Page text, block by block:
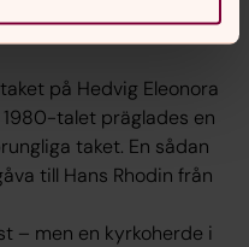
är en genomtrevlig,
på Hedvig Eleonora
talet präglades en
taket. En sådan
till Hans Rhodin från
– men en kyrkoherde i